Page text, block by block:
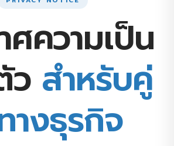
ศความเป็น
ว สำหรับคู่
างธุรกิจ